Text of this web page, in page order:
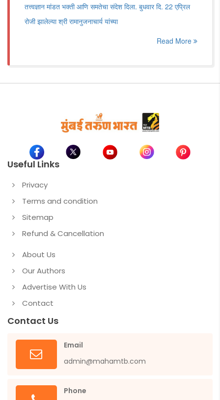
तत्त्वज्ञान मांडत भक्ती आणि समतेचा संदेश दिला. बुधवार दि. 22 एप्रिल
रोजी झालेल्या श्री रामानुजनाचार्य यांच्या
Read More
Useful Links
Privacy
Terms and condition
Sitemap
Refund & Cancellation
About Us
Our Authors
Advertise With Us
Contact
Contact Us
Email
admin@mahamtb.com
Phone